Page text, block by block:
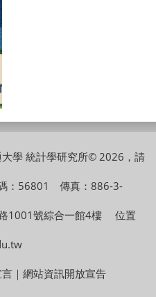
學 統計學研究所© 2026，請
：56801 傳真：886-3-
1001號綜合一館4樓 位置
｜ 網站資訊開放宣告